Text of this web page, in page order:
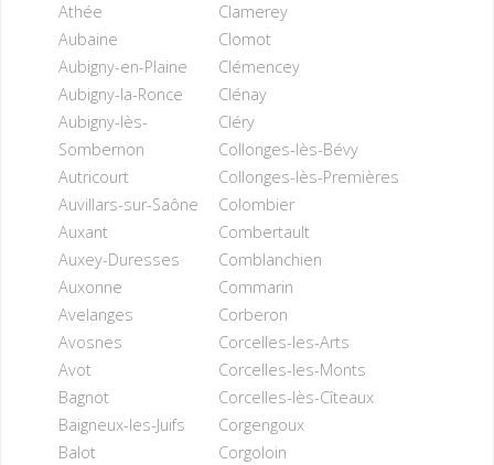
Athée
Aubaine
Aubigny-en-Plaine
Aubigny-la-Ronce
Aubigny-lès-
Sombernon
Autricourt
Auvillars-sur-Saône
Auxant
Auxey-Duresses
Auxonne
Avelanges
Avosnes
Avot
Bagnot
Baigneux-les-Juifs
Balot
Clamerey
Clomot
Clémencey
Clénay
Cléry
Collonges-lès-Bévy
Collonges-lès-Premières
Colombier
Combertault
Comblanchien
Commarin
Corberon
Corcelles-les-Arts
Corcelles-les-Monts
Corcelles-lès-Cîteaux
Corgengoux
Corgoloin